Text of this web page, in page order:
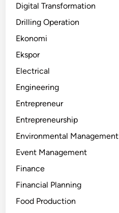
Digital Transformation
Drilling Operation
Ekonomi
Ekspor
Electrical
Engineering
Entrepreneur
Entrepreneurship
Environmental Management
Event Management
Finance
Financial Planning
Food Production